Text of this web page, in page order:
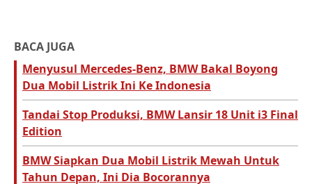
BACA JUGA
Menyusul Mercedes-Benz, BMW Bakal Boyong
Dua Mobil Listrik Ini Ke Indonesia
Tandai Stop Produksi, BMW Lansir 18 Unit i3 Final
Edition
BMW Siapkan Dua Mobil Listrik Mewah Untuk
Tahun Depan, Ini Dia Bocorannya